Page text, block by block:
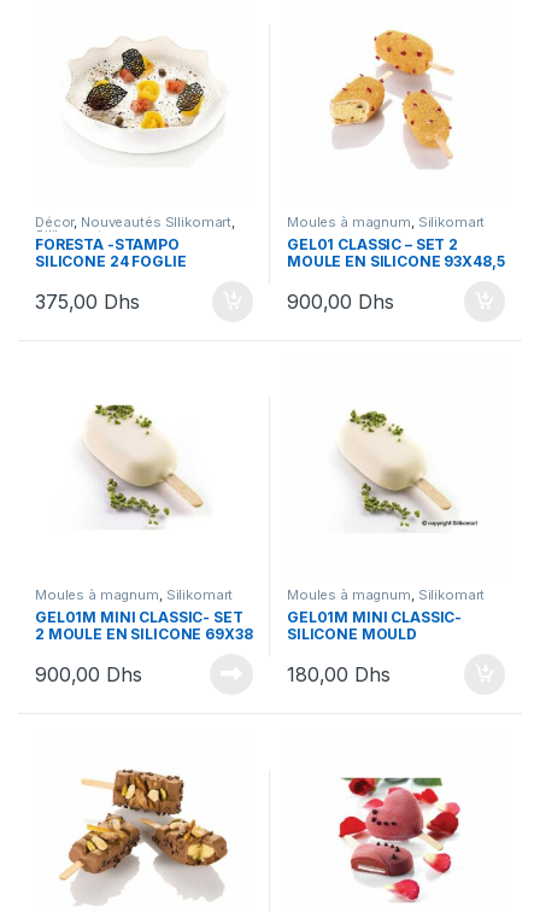
Décor, Nouveautés SIlikomart,
Silikomart
FORESTA -STAMPO
SILICONE 24 FOGLIE
375,00 Dhs
Moules à magnum, Silikomart
GEL01 CLASSIC – SET 2
MOULE EN SILICONE 93X48,5
900,00 Dhs
Moules à magnum, Silikomart
GEL01M MINI CLASSIC- SET
2 MOULE EN SILICONE 69X38
900,00 Dhs
Moules à magnum, Silikomart
GEL01M MINI CLASSIC-
SILICONE MOULD
180,00 Dhs